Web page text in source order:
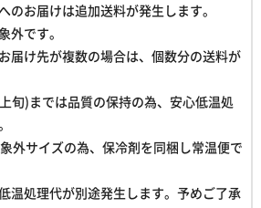
お届けは追加送料が発生します。
です。
届け先が複数の場合は、個数分の送料が
)までは品質の保持の為、 安心低温処
外サイズの為、 保冷剤を同梱し常温便で
温処理代が別途発生します。予めご了承